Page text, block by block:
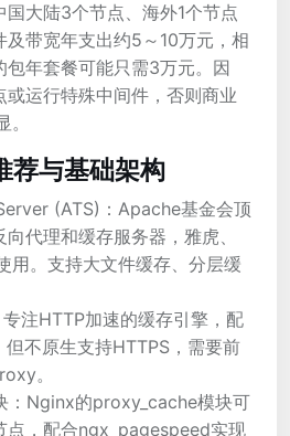
大陆3个节点、海外1个节点
及带宽年支出约5～10万元，相
年套餐可能只需3万元。因
或运行特殊中间件，否则商业
荐与基础架构
(ATS)：Apache基金会顶
代理和缓存服务器，雅虎、
用。支持大文件缓存、分层缓
注HTTP加速的缓存引擎，配
不原生支持HTTPS，需要前
。
：Nginx的proxy_cache模块可
点，配合ngx_pagespeed实现